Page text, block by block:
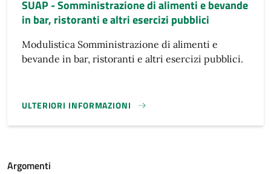
SUAP - Somministrazione di alimenti e bevande
in bar, ristoranti e altri esercizi pubblici
Modulistica Somministrazione di alimenti e
bevande in bar, ristoranti e altri esercizi pubblici.
ULTERIORI INFORMAZIONI
SUAP - SOMMINISTRAZIONE DI ALIMENTI E BEVANDE IN
Argomenti